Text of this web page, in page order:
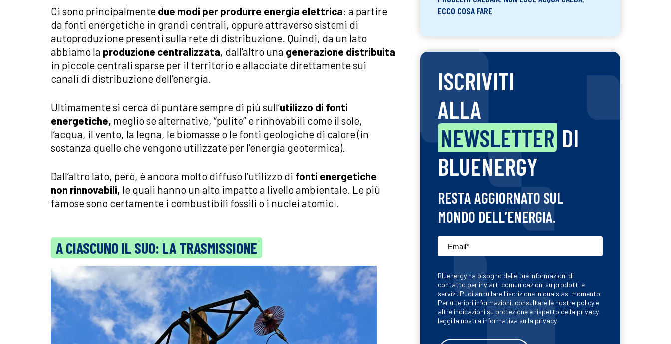
Ci sono principalmente due modi per produrre energia elettrica: a partire
da fonti energetiche in grandi centrali, oppure attraverso sistemi di
autoproduzione presenti sulla rete di distribuzione. Quindi, da un lato
abbiamo la produzione centralizzata, dall’altro una generazione distribuita
in piccole centrali sparse per il territorio e allacciate direttamente sui
canali di distribuzione dell’energia.
Ultimamente si cerca di puntare sempre di più sull’utilizzo di fonti
energetiche, meglio se alternative, “pulite” e rinnovabili come il sole,
l’acqua, il vento, la legna, le biomasse o le fonti geologiche di calore (in
sostanza quelle che vengono utilizzate per l’energia geotermica).
Dall’altro lato, però, è ancora molto diffuso l’utilizzo di fonti energetiche
non rinnovabili, le quali hanno un alto impatto a livello ambientale. Le più
famose sono certamente i combustibili fossili o i nuclei atomici.
A CIASCUNO IL SUO: LA TRASMISSIONE
ECCO COSA FARE
ISCRIVITI
ALLA
NEWSLETTER DI
BLUENERGY
RESTA AGGIORNATO SUL
MONDO DELL’ENERGIA.
Bluenergy ha bisogno delle tue informazioni di
contatto per inviarti comunicazioni su prodotti e
servizi. Puoi annullare l'iscrizione in qualsiasi momento.
Per ulteriori informazioni, consultare le nostre policy e
altre indicazioni su protezione e rispetto della privacy,
leggi la nostra informativa sulla privacy.